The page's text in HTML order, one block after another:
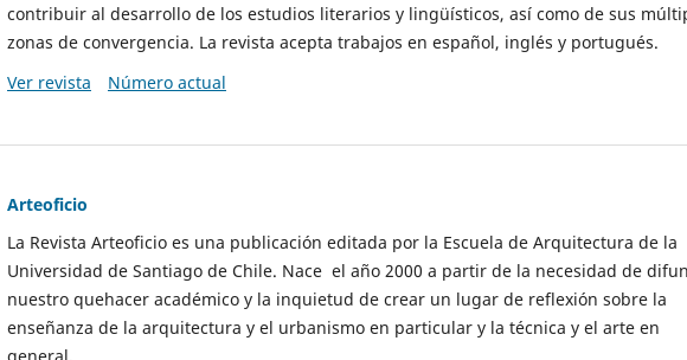
contribuir al desarrollo de los estudios literarios y lingüísticos, así como de sus
zonas de convergencia. La revista acepta trabajos en español, inglés y portugués.
Ver revista
Número actual
Arteoficio
La Revista Arteoficio es una publicación editada por la Escuela de Arquitectura de la
Universidad de Santiago de Chile. Nace el año 2000 a partir de la necesidad de
nuestro quehacer académico y la inquietud de crear un lugar de reflexión sobre la
enseñanza de la arquitectura y el urbanismo en particular y la técnica y el arte en